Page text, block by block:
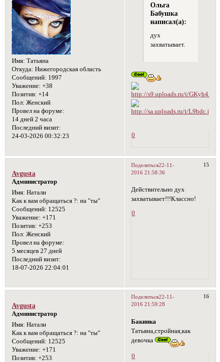
Имя: Татьяна
Откуда: Нижегородская область
Сообщений: 1997
Уважение: +38
Позитив: +14
Пол: Женский
Провел на форуме:
14 дней 2 часа
Последний визит:
24-03-2026 00:32:23
Ольга
Бабушка
написал(а):
дух
захватывает.
0
Поделиться 15
22-11-
2016 21:58:36
Avgusta
Администратор
Имя: Натали
Как к вам обращаться ?: на "ты"
Сообщений: 12525
Уважение: +171
Позитив: +253
Пол: Женский
Провел на форуме:
5 месяцев 27 дней
Последний визит:
18-07-2026 22:04:01
Действительно дух
захватывает!!!Классно!
0
Поделиться 16
22-11-
2016 21:59:28
Avgusta
Администратор
Имя: Натали
Как к вам обращаться ?: на "ты"
Сообщений: 12525
Уважение: +171
Позитив: +253
Бакинка
Татьяна,стройная,как
девочка
0